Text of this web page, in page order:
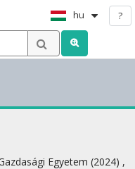
hu ?
Egyetem (2024) ,